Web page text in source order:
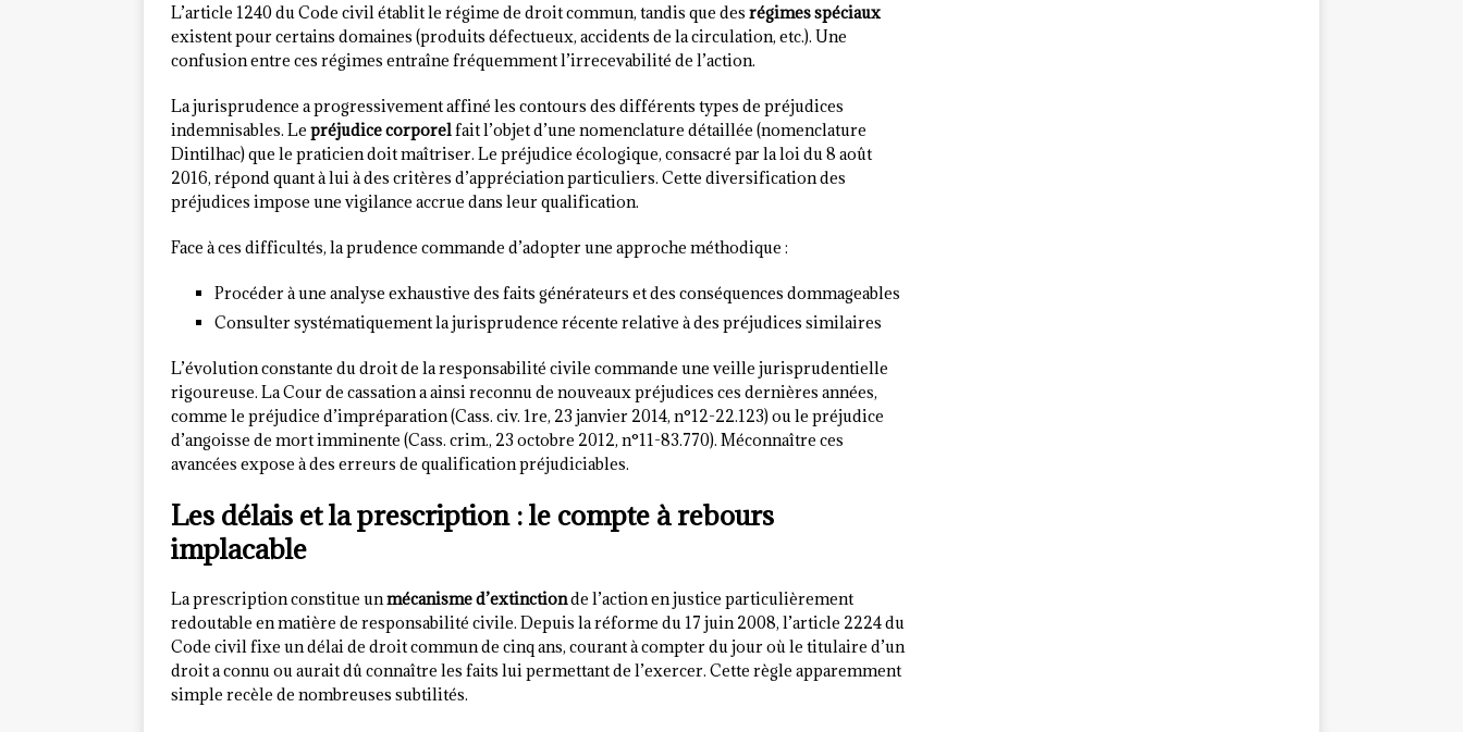
L’article 1240 du Code civil établit le régime de droit commun, tandis que des régimes spéciaux
existent pour certains domaines (produits défectueux, accidents de la circulation, etc.). Une
confusion entre ces régimes entraîne fréquemment l’irrecevabilité de l’action.
La jurisprudence a progressivement affiné les contours des différents types de préjudices
indemnisables. Le préjudice corporelfait l’objet d’une nomenclature détaillée (nomenclature
Dintilhac) que le praticien doit maîtriser. Le préjudice écologique, consacré par la loi du 8 août
2016, répond quant à lui à des critères d’appréciation particuliers. Cette diversification des
préjudices impose une vigilance accrue dans leur qualification.
Face à ces difficultés, la prudence commande d’adopter une approche méthodique :
Procéder à une analyse exhaustive des faits générateurs et des conséquences dommageables
Consulter systématiquement la jurisprudence récente relative à des préjudices similaires
L’évolution constante du droit de la responsabilité civile commande une veille jurisprudentielle
rigoureuse. La Cour de cassation a ainsi reconnu de nouveaux préjudices ces dernières années,
comme le préjudice d’impréparation (Cass. civ. 1re, 23 janvier 2014, n°12-22.123) ou le préjudice
d’angoisse de mort imminente (Cass. crim., 23 octobre 2012, n°11-83.770). Méconnaître ces
avancées expose à des erreurs de qualification préjudiciables.
Les délais et la prescription : le compte à rebours
implacable
La prescription constitue unmécanisme d’extinctionde l’action en justice particulièrement
redoutable en matière de responsabilité civile. Depuis la réforme du 17 juin 2008, l’article 2224 du
Code civil fixe un délai de droit commun de cinq ans, courant à compter du jour où le titulaire d’un
droit a connu ou aurait dû connaître les faits lui permettant de l’exercer. Cette règle apparemment
simple recèle de nombreuses subtilités.